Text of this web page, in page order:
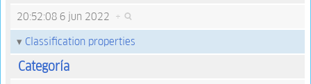
20:52:08 6 jun 2022 +
Classification properties
Categoría